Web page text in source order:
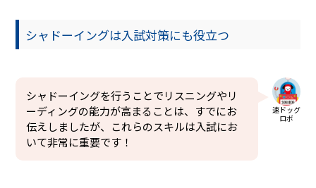
シャドーイングは入試対策にも役立つ
シャドーイングを行うことでリスニングやリ
ーディングの能力が高まることは、すでにお
伝えしましたが、これらのスキルは入試にお
いて非常に重要です！
速ドッグ
ロボ